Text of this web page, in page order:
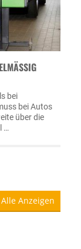
Ü
bei
bei Autos
über die
…
Alle Anzeigen